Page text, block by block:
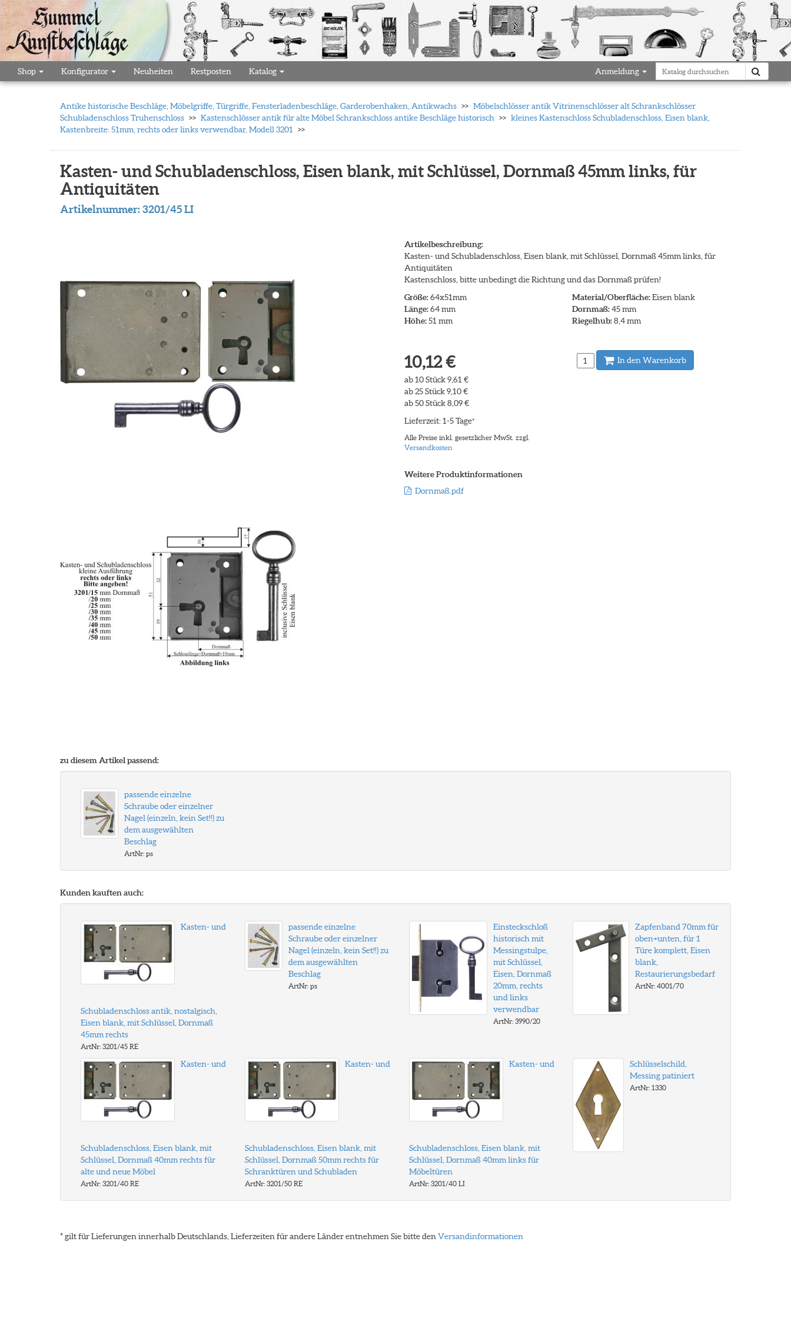
Shop Konfigurator Neuheiten Restposten Katalog Anmeldung
Antike historische Beschläge, Möbelgriffe, Türgriffe, Fensterladenbeschläge, Garderobenhaken, Antikwachs
Möbelschlösser antik Vitrinenschlösser alt Schrankschlösser
Schubladenschloss Truhenschloss
Kastenschlösser antik für alte Möbel Schrankschloss antike Beschläge historisch
kleines Kastenschloss Schubladenschloss, Eisen blank,
Kastenbreite: 51mm, rechts oder links verwendbar, Modell 3201
Kasten- und Schubladenschloss, Eisen blank, mit Schlüssel, Dornmaß 45mm links, für
Antiquitäten
Artikelnummer:3201/45 LI
Artikelbeschreibung:
Kasten- und Schubladenschloss, Eisen blank, mit Schlüssel, Dornmaß 45mm links, für
Antiquitäten
Kastenschloss, bitte unbedingt die Richtung und das Dornmaß prüfen!
Größe:64x51mm
Länge:64 mm
Höhe:51 mm
Material/Oberfläche:Eisen blank
Dornmaß:45 mm
Riegelhub:8,4 mm
10,12 €
ab 10 Stück 9,61 €
ab 25 Stück 9,10 €
ab 50 Stück 8,09 €
Lieferzeit: 1-5 Tage*
Alle Preise inkl. gesetzlicher MwSt. zzgl.
Versandkosten
Weitere Produktinformationen
Dornmaß.pdf
In den Warenkorb
zu diesem Artikel passend:
passende einzelne
Schraube oder einzelner
Nagel (einzeln, kein Set!!) zu
dem ausgewählten
Beschlag
ArtNr: ps
Kunden kauften auch:
Kasten- und
Schubladenschloss antik, nostalgisch,
Eisen blank, mit Schlüssel, Dornmaß
45mm rechts
ArtNr: 3201/45 RE
passende einzelne
Schraube oder einzelner
Nagel (einzeln, kein Set!!) zu
dem ausgewählten
Beschlag
ArtNr: ps
Einsteckschloß
historisch mit
Messingstulpe,
mit Schlüssel,
Eisen, Dornmaß
20mm, rechts
und links
verwendbar
ArtNr: 3990/20
Zapfenband 70mm für
oben+unten, für 1
Türe komplett, Eisen
blank,
Restaurierungsbedarf
ArtNr: 4001/70
Kasten- und
Schubladenschloss, Eisen blank, mit
Schlüssel, Dornmaß 40mm rechts für
alte und neue Möbel
ArtNr: 3201/40 RE
Kasten- und
Schubladenschloss, Eisen blank, mit
Schlüssel, Dornmaß 50mm rechts für
Schranktüren und Schubladen
ArtNr: 3201/50 RE
Kasten- und
Schubladenschloss, Eisen blank, mit
Schlüssel, Dornmaß 40mm links für
Möbeltüren
ArtNr: 3201/40 LI
Schlüsselschild,
Messing patiniert
ArtNr: 1330
* gilt für Lieferungen innerhalb Deutschlands, Lieferzeiten für andere Länder entnehmen Sie bitte den Versandinformationen